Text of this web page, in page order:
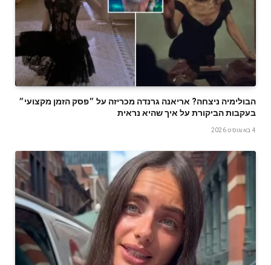
הבולימיה ניצחה? אריאנה גרנדה מכריזה על ״פסק הזמן מקצועי״
בעקבות הביקורת על איך שהיא נראית
4 באוגוסט 2026